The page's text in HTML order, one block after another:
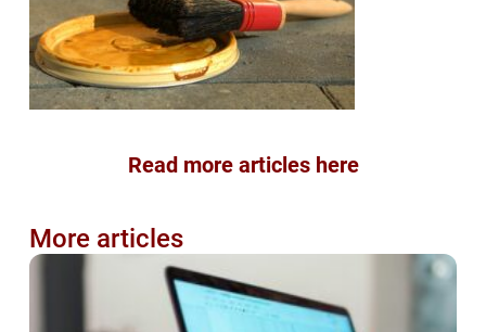
Read more articles here
More articles